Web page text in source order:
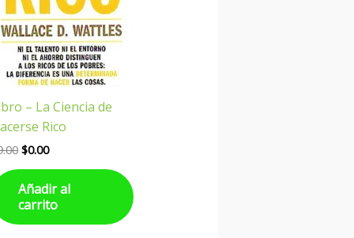
– La Ciencia de
Rico
$0.00
Añadir al
carrito